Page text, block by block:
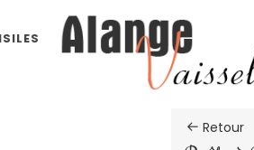
Retour